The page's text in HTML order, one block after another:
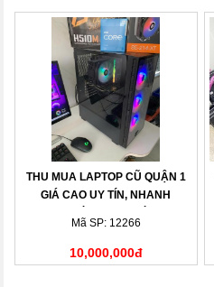
THU MUA LAPTOP CŨ QUẬN 1
GIÁ CAO UY TÍN, NHANH
Mã SP: 12266
10,000,000đ